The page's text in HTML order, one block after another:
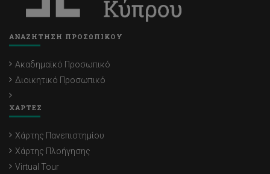
ΑΝΑΖΗΤΗΣΗ ΠΡΟΣΩΠΙΚΟΥ
Ακαδημαϊκό Προσωπικό
Διοικητικό Προσωπικό
ΧΑΡΤΕΣ
Χάρτης Πανεπιστημίου
Χάρτης Πλοήγησης
Virtual Tour